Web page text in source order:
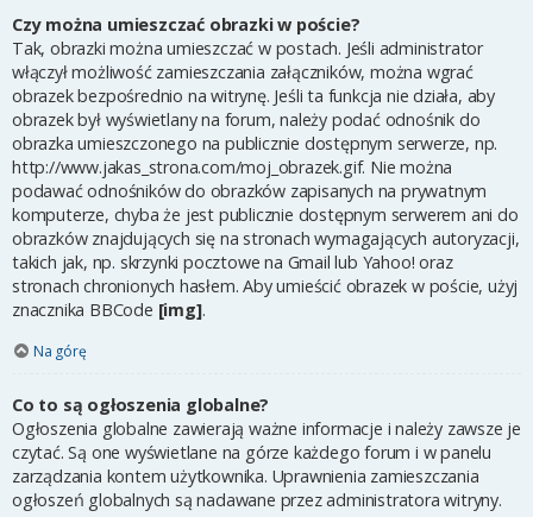
Czy można umieszczać obrazki w poście?
Tak, obrazki można umieszczać w postach. Jeśli administrator
włączył możliwość zamieszczania załączników, można wgrać
obrazek bezpośrednio na witrynę. Jeśli ta funkcja nie działa, aby
obrazek był wyświetlany na forum, należy podać odnośnik do
obrazka umieszczonego na publicznie dostępnym serwerze, np.
http://www.jakas_strona.com/moj_obrazek.gif. Nie można
podawać odnośników do obrazków zapisanych na prywatnym
komputerze, chyba że jest publicznie dostępnym serwerem ani do
obrazków znajdujących się na stronach wymagających autoryzacji,
takich jak, np. skrzynki pocztowe na Gmail lub Yahoo! oraz
stronach chronionych hasłem. Aby umieścić obrazek w poście, użyj
znacznika BBCode [img].
Na górę
Co to są ogłoszenia globalne?
Ogłoszenia globalne zawierają ważne informacje i należy zawsze je
czytać. Są one wyświetlane na górze każdego forum i w panelu
zarządzania kontem użytkownika. Uprawnienia zamieszczania
ogłoszeń globalnych są nadawane przez administratora witryny.